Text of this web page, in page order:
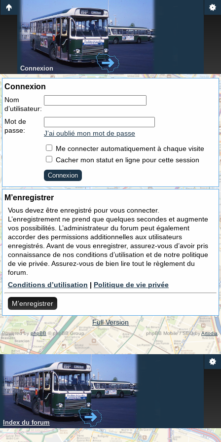
Connexion
Connexion
Nom
d’utilisateur:
Mot de
passe:
J’ai oublié mon mot de passe
Me connecter automatiquement à chaque visite
Cacher mon statut en ligne pour cette session
M’enregistrer
Vous devez être enregistré pour vous connecter.
L’enregistrement ne prend que quelques secondes et augmente
vos possibilités. L’administrateur du forum peut également
accorder des permissions additionnelles aux utilisateurs
enregistrés. Avant de vous enregistrer, assurez-vous d’avoir pris
connaissance de nos conditions d’utilisation et de notre politique
de vie privée. Assurez-vous de bien lire tout le règlement du
forum.
Conditions d’utilisation | Politique de vie privée
M’enregistrer
Full Version
Powered byphpBB © phpBB Group. phpBB Mobile / SEO byArtodia .
Index du forum